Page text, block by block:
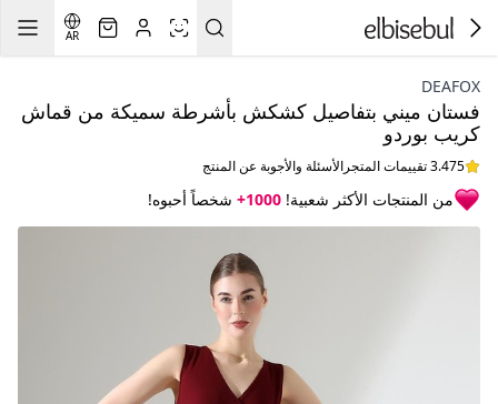
AR
DEAFOX
فستان ميني بتفاصيل كشكش بأشرطة سميكة من قماش
كريب بوردو
3.475 تقييمات المتجر الأسئلة والأجوبة عن المنتج
من المنتجات الأكثر شعبية! 1000+ شخصاً أحبوه!